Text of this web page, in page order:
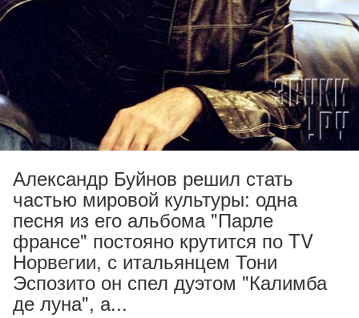
Александр Буйнов решил стать
частью мировой культуры: одна
песня из его альбома "Парле
франсе" постояно крутится по TV
Норвегии, с итальянцем Тони
Эспозито он спел дуэтом "Калимба
де луна", а...